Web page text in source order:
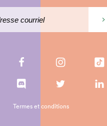
Termes et conditions